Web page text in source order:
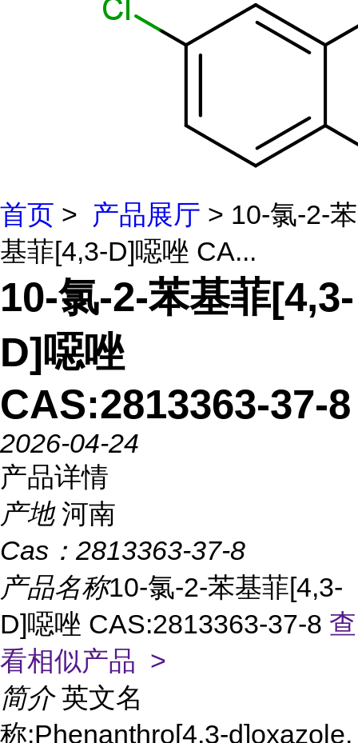
首页 > 产品展厅 > 10-氯-2-苯
基菲[4,3-D]噁唑 CA...
10-氯-2-苯基菲[4,3-
D]噁唑
CAS:2813363-37-8
2026-04-24
产品详情
产地 河南
Cas： 2813363-37-8
产品名称10-氯-2-苯基菲[4,3-
D]噁唑 CAS:2813363-37-8 查
看相似产品 >
简介 英文名
称:Phenanthro[4,3-d]oxazole,